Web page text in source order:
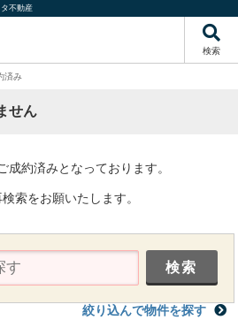
不動産
検索
済み
せん
成約済みとなっております。
索をお願いたします。
絞り込んで物件を探す